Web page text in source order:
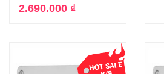
2.690.000 ₫